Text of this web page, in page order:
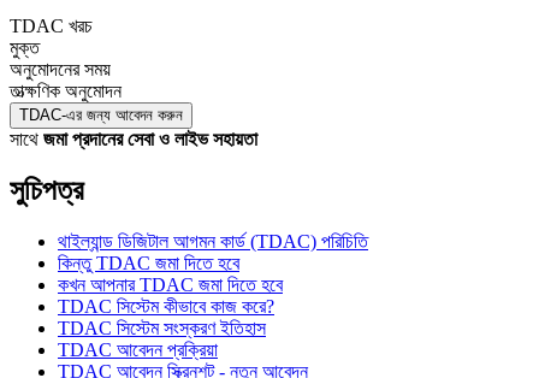
TDAC খরচ
মুক্ত
অনুমোদনের সময়
তাত্ক্ষণিক অনুমোদন
TDAC-এর জন্য আবেদন করুন
সাথে জমা প্রদানের সেবা ও লাইভ সহায়তা
সুচিপত্র
থাইল্যান্ড ডিজিটাল আগমন কার্ড (TDAC) পরিচিতি
কিন্তু TDAC জমা দিতে হবে
কখন আপনার TDAC জমা দিতে হবে
TDAC সিস্টেম কীভাবে কাজ করে?
TDAC সিস্টেম সংস্করণ ইতিহাস
TDAC আবেদন প্রক্রিয়া
TDAC আবেদন স্ক্রিনশট - নতুন আবেদন